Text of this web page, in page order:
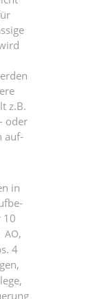
z.B.
oder
auf­
in
10
AO,
4